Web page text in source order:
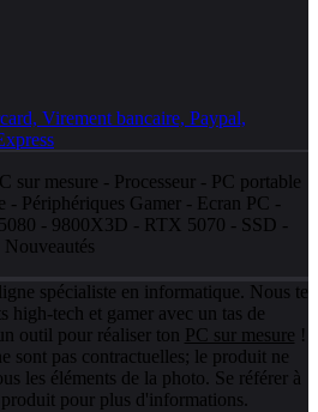
sur mesure - Processeur- PC portable
- Périphériques Gamer - Ecran PC -
- 9800X3D - RTX 5070 - SSD -
Nouveautés
spécialiste en informatique. Nous te
high-tech et gamer avec un tas de
outil pour réaliser ton PC sur mesure !
sont pas contractuelles; le produit ne
les éléments de la photo. Se référer à
pour plus d'informations.